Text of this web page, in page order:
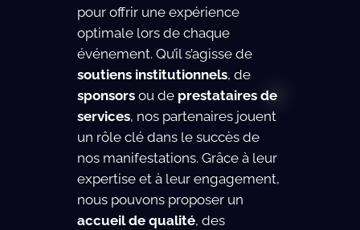
pour offrir une expérience
optimale lors de chaque
événement. Qu’il s’agisse de
soutiens institutionnels, de
sponsors ou de prestataires de
services, nos partenaires jouent
un rôle clé dans le succès de
nos manifestations. Grâce à leur
expertise et à leur engagement,
nous pouvons proposer un
accueil de qualité, des